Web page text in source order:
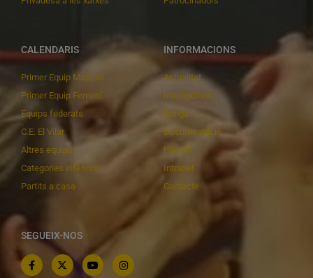
CALENDARIS
Primer Equip Masculí
Primer Equip Femení
Equips federats
C.E. El Vilar
Altres equips
Categories inferiors
Partits a casa
INFORMACIONS
Actualitat
Inscripcions
Botiga
Documentació
Playoff
Intranet
Contacte
SEGUEIX-NOS